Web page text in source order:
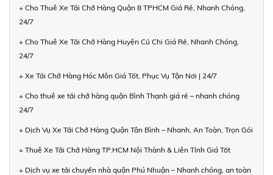
+ Cho Thuê Xe Tải Chở Hàng Quận 8 TPHCM Giá Rẻ, Nhanh Chóng,
24/7
+ Cho Thuê Xe Tải Chở Hàng Huyện Củ Chi Giá Rẻ, Nhanh Chóng,
24/7
+ Xe Tải Chở Hàng Hóc Môn Giá Tốt, Phục Vụ Tận Nơi | 24/7
+ Cho thuê xe tải chở hàng quận Bình Thạnh giá rẻ – nhanh chóng
24/7
+ Dịch Vụ Xe Tải Chở Hàng Quận Tân Bình – Nhanh, An Toàn, Trọn Gói
+ Thuê Xe Tải Chở Hàng TP.HCM Nội Thành & Liên Tỉnh Giá Tốt
+ Dịch vụ xe tải chuyển nhà quận Phú Nhuận – Nhanh chóng, an toàn